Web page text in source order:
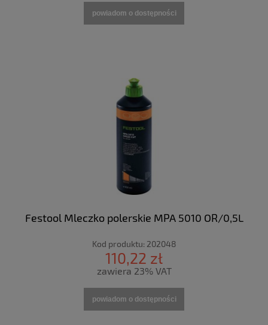
powiadom o dostępności
Festool Mleczko polerskie MPA 5010 OR/0,5L
Kod produktu: 202048
110,22 zł
zawiera 23% VAT
powiadom o dostępności